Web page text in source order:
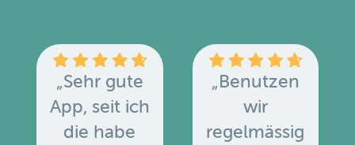
„Sehr gute
App, seit ich
die habe
„Benutzen
wir
regelmässig